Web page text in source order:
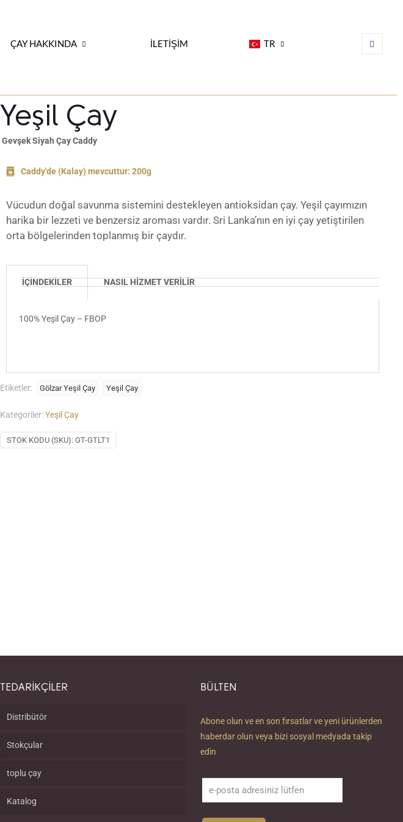
ÇAY HAKKINDA İLETİŞİM TR
Yeşil Çay
Gevşek Siyah Çay Caddy
Caddy'de (Kalay) mevcuttur: 200g
Vücudun doğal savunma sistemini destekleyen antioksidan çay. Yeşil çayımızın
harika bir lezzeti ve benzersiz aroması vardır. Sri Lanka’nın en iyi çay yetiştirilen
orta bölgelerinden toplanmış bir çaydır.
İÇİNDEKİLER NASIL HİZMET VERİLİR
100% Yeşil Çay – FBOP
Etiketler: Gölzar Yeşil Çay Yeşil Çay
Kategoriler:Yeşil Çay
STOK KODU (SKU): GT-GTLT1
TEDARİKÇİLER
Distribütör
Stokçular
toplu çay
Katalog
BÜLTEN
Abone olun ve en son fırsatlar ve yeni ürünlerden
haberdar olun veya bizi sosyal medyada takip
edin